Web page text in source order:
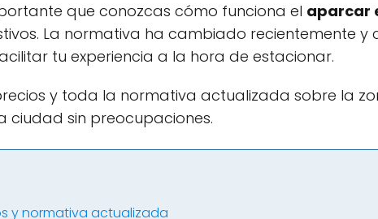
que conozcas cómo funciona el aparcar
La normativa ha cambiado recientemente y
tu experiencia a la hora de estacionar.
y toda la normativa actualizada sobre la
ciudad sin preocupaciones.
y normativa actualizada